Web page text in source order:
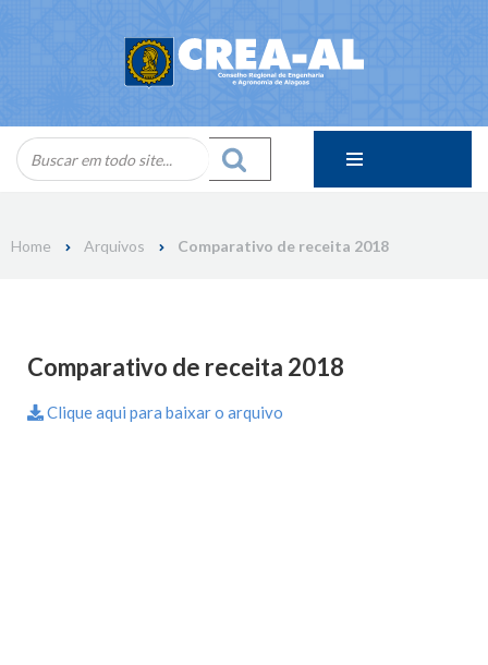
Home Arquivos Comparativo de receita 2018
Comparativo de receita 2018
Clique aqui para baixar o arquivo